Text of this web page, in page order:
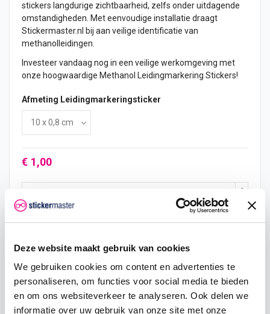
Deze website maakt gebruik van cookies
We gebruiken cookies om content en advertenties te
personaliseren, om functies voor social media te bieden
en om ons websiteverkeer te analyseren. Ook delen we
informatie over uw gebruik van onze site met onze
stickers langdurige zichtbaarheid, zelfs onder uitdagende
omstandigheden. Met eenvoudige installatie draagt
Stickermaster.nl bij aan veilige identificatie van
methanolleidingen.
Investeer vandaag nog in een veilige werkomgeving met
onze hoogwaardige Methanol Leidingmarkering Stickers!
Afmeting Leidingmarkeringsticker
€ 1,00
In mijn winkelwagen
Hoeveelheid Eenheid prijs Je bespaart
€ 0,95 € 0,10